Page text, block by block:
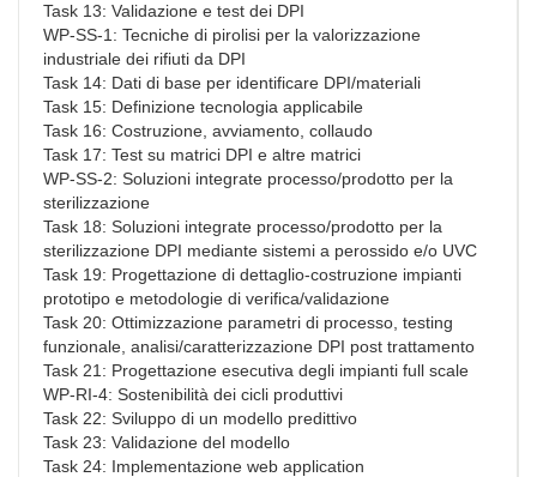
Task 13: Validazione e test dei DPI
WP-SS-1: Tecniche di pirolisi per la valorizzazione
industriale dei rifiuti da DPI
Task 14: Dati di base per identificare DPI/materiali
Task 15: Definizione tecnologia applicabile
Task 16: Costruzione, avviamento, collaudo
Task 17: Test su matrici DPI e altre matrici
WP-SS-2: Soluzioni integrate processo/prodotto per la
sterilizzazione
Task 18: Soluzioni integrate processo/prodotto per la
sterilizzazione DPI mediante sistemi a perossido e/o UVC
Task 19: Progettazione di dettaglio-costruzione impianti
prototipo e metodologie di verifica/validazione
Task 20: Ottimizzazione parametri di processo, testing
funzionale, analisi/caratterizzazione DPI post trattamento
Task 21: Progettazione esecutiva degli impianti full scale
WP-RI-4: Sostenibilità dei cicli produttivi
Task 22: Sviluppo di un modello predittivo
Task 23: Validazione del modello
Task 24: Implementazione web application